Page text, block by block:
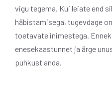
vigu tegema. Kui leiate end
häbistamisega, tugevdage
toetavate inimestega.
enesekaastunnet ja ärge
puhkust anda.